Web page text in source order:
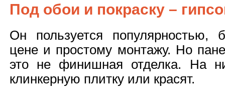
Под обои и покраску –
Он пользуется популярностью,
цене и простому монтажу. Но
это не финишная отделка. На
клинкерную плитку или красят.